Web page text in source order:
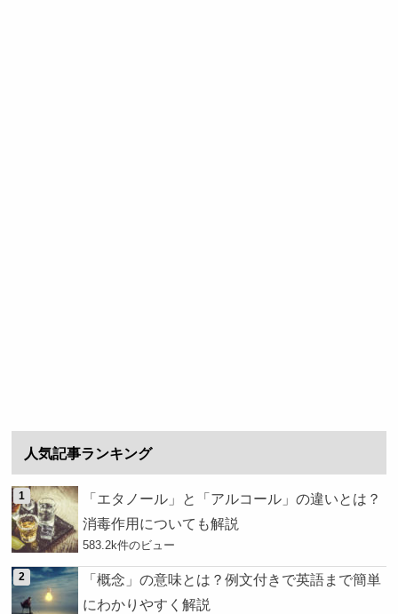
人気記事ランキング
「エタノール」と「アルコール」の違いとは？
消毒作用についても解説
583.2k件のビュー
「概念」の意味とは？例文付きで英語まで簡単
にわかりやすく解説